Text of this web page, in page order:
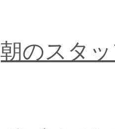
朝のスタ